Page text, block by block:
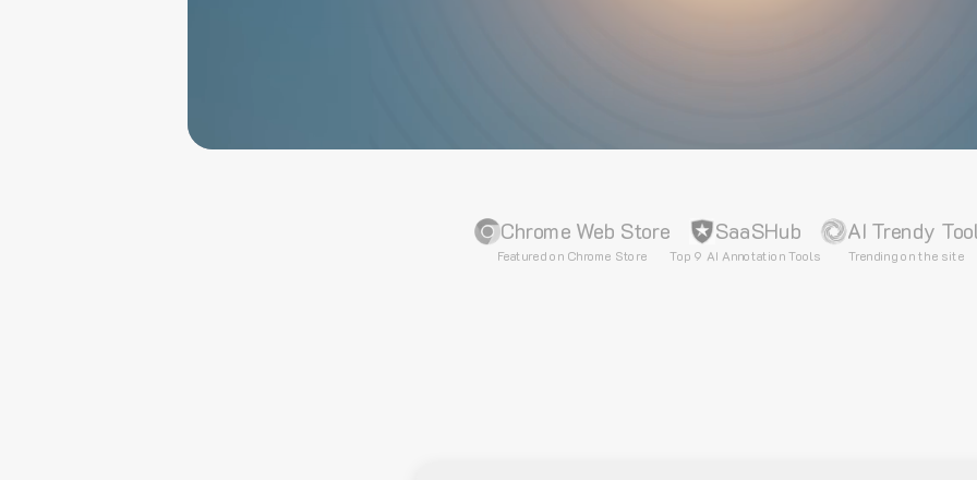
Chrome Web Store
Featured on Chrome Store
SaaSHub
Top 9 AI Annotation Tools
AI Trendy
Trending on the site